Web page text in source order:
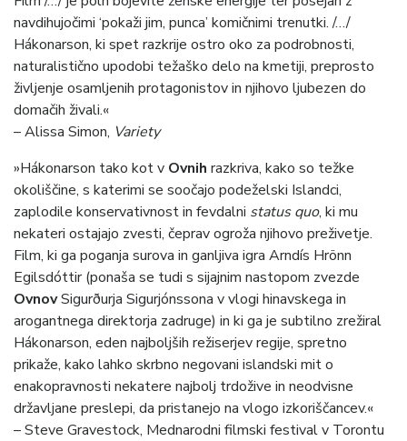
navdihujočimi ‘pokaži jim, punca’ komičnimi trenutki. /…/
Hákonarson, ki spet razkrije ostro oko za podrobnosti,
naturalistično upodobi težaško delo na kmetiji, preprosto
življenje osamljenih protagonistov in njihovo ljubezen do
domačih živali.«
– Alissa Simon, Variety
»Hákonarson tako kot v Ovnih razkriva, kako so težke
okoliščine, s katerimi se soočajo podeželski Islandci,
zaplodile konservativnost in fevdalni status quo, ki mu
nekateri ostajajo zvesti, čeprav ogroža njihovo preživetje.
Film, ki ga poganja surova in ganljiva igra Arndís Hrönn
Egilsdóttir (ponaša se tudi s sijajnim nastopom zvezde
OvnovSigurðurja Sigurjónssona v vlogi hinavskega in
arogantnega direktorja zadruge) in ki ga je subtilno zrežiral
Hákonarson, eden najboljših režiserjev regije, spretno
prikaže, kako lahko skrbno negovani islandski mit o
enakopravnosti nekatere najbolj trdožive in neodvisne
državljane preslepi, da pristanejo na vlogo izkoriščancev.«
– Steve Gravestock, Mednarodni filmski festival v Torontu